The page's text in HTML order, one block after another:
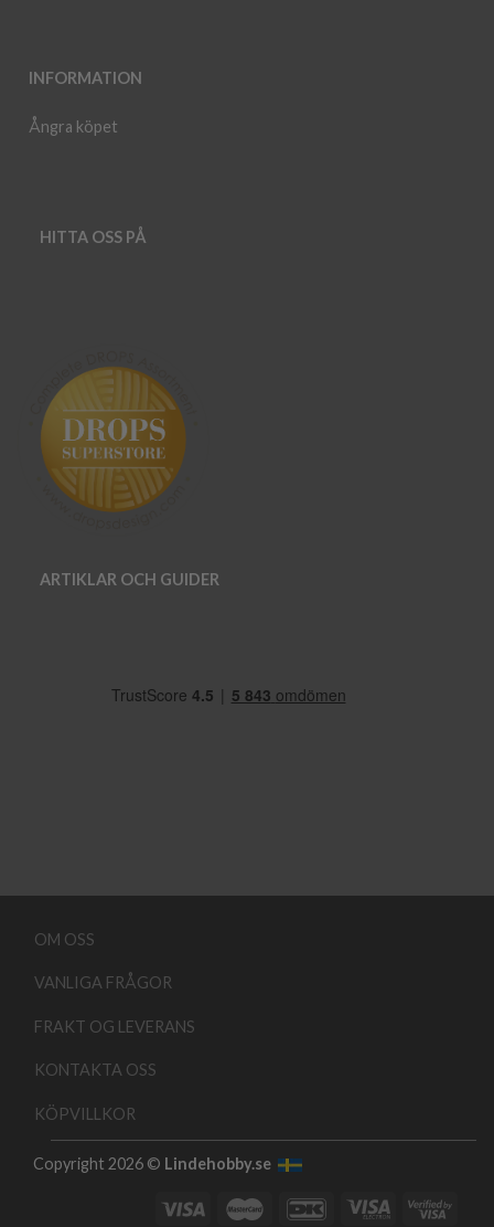
INFORMATION
Ångra köpet
HITTA OSS PÅ
ARTIKLAR OCH GUIDER
OM OSS
VANLIGA FRÅGOR
FRAKT OG LEVERANS
KONTAKTA OSS
KÖPVILLKOR
Copyright 2026 © Lindehobby.se